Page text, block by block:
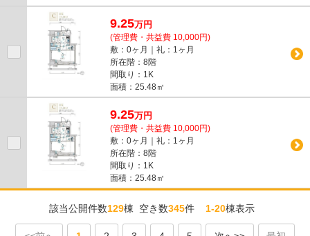
9.25万円
(管理費・共益費 10,000円)
敷：0ヶ月｜礼：1ヶ月
所在階：8階
間取り：1K
面積：25.48㎡
9.25万円
(管理費・共益費 10,000円)
敷：0ヶ月｜礼：1ヶ月
所在階：8階
間取り：1K
面積：25.48㎡
該当公開件数129棟 空き数345件1-20棟表示